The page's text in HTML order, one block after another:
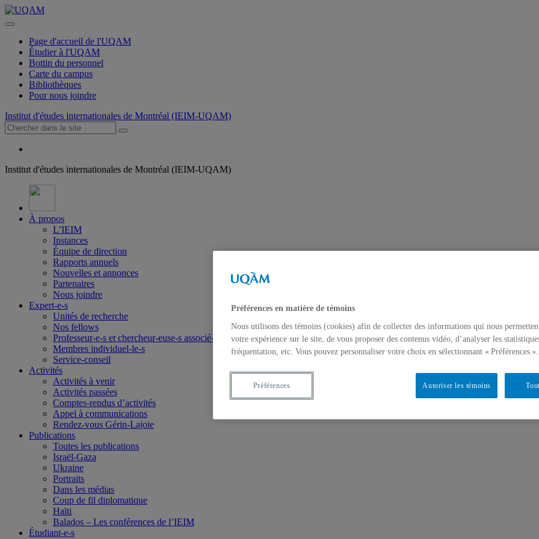
Page d'accueil de l'UQAM
Étudier à l'UQAM
Bottin du personnel
Carte du campus
Bibliothèques
Pour nous joindre
Institut d'études internationales de Montréal (IEIM-UQAM)
Institut d'études internationales de Montréal (IEIM-UQAM)
À propos
L’IEIM
Instances
Équipe de direction
Rapports annuels
Nouvelles et annonces
Partenaires
Nous joindre
Expert-e-s
Unités de recherche
Nos fellows
Professeur-e-s et chercheur-euse-s associé-e-s
Membres individuel-le-s
Service-conseil
Activités
Activités à venir
Activités passées
Comptes-rendus d’activités
Appel à communications
Rendez-vous Gérin-Lajoie
Publications
Toutes les publications
Israël-Gaza
Ukraine
Portraits
Dans les médias
Coup de fil diplomatique
Haïti
Balados – Les conférences de l’IEIM
Étudiant-e-s
Préférences en matière de témoins
Nous utilisons des témoins (cookies) afin de collecter des informations qui nous
votre expérience sur le site, de vous proposer des contenus vidéo, d’analyser les
fréquentation, etc. Vous pouvez personnaliser votre choix en sélectionnant « Préférences ».
Autoriser les témoins
Préférences